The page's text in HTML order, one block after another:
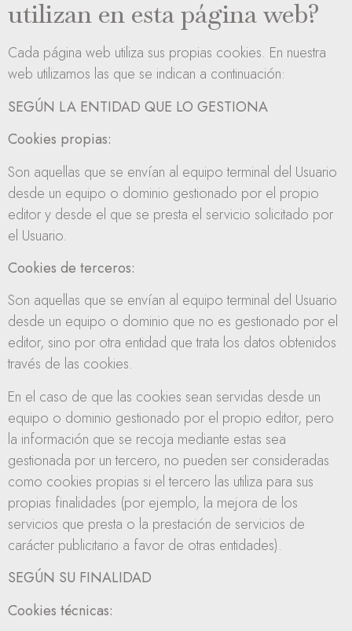
utilizan en esta página web?
Cada página web utiliza sus propias cookies. En nuestra
web utilizamos las que se indican a continuación:
SEGÚN LA ENTIDAD QUE LO GESTIONA
Cookies propias:
Son aquellas que se envían al equipo terminal del Usuario
desde un equipo o dominio gestionado por el propio
editor y desde el que se presta el servicio solicitado por
el Usuario.
Cookies de terceros:
Son aquellas que se envían al equipo terminal del Usuario
desde un equipo o dominio que no es gestionado por el
editor, sino por otra entidad que trata los datos obtenidos
través de las cookies.
En el caso de que las cookies sean servidas desde un
equipo o dominio gestionado por el propio editor, pero
la información que se recoja mediante estas sea
gestionada por un tercero, no pueden ser consideradas
como cookies propias si el tercero las utiliza para sus
propias finalidades (por ejemplo, la mejora de los
servicios que presta o la prestación de servicios de
carácter publicitario a favor de otras entidades).
SEGÚN SU FINALIDAD
Cookies técnicas: